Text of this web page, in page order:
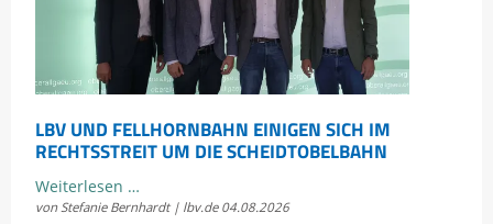
LBV UND FELLHORNBAHN EINIGEN SICH IM
RECHTSSTREIT UM DIE SCHEIDTOBELBAHN
Weiterlesen …
und
von Stefanie Bernhardt | lbv.de 04.08.2026